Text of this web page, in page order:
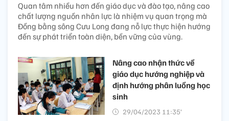
Quan tâm nhiều hơn đến giáo dục và đào tạo, nâng cao
chất lượng nguồn nhân lực là nhiệm vụ quan trọng mà
Đồng bằng sông Cưu Long đang nỗ lực thực hiện hướng
đến sự phát triển toàn diện, bền vững của vùng.
Nâng cao nhận thức về
giáo dục hướng nghiệp và
định hướng phân luồng học
sinh
29/04/2023 11:35’